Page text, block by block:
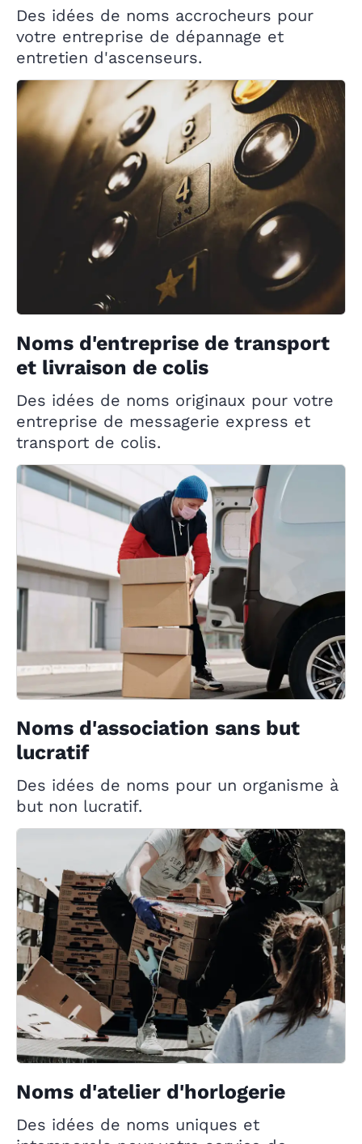
Des idées de noms accrocheurs pour
votre entreprise de dépannage et
entretien d'ascenseurs.
Noms d'entreprise de transport
et livraison de colis
Des idées de noms originaux pour votre
entreprise de messagerie express et
transport de colis.
Noms d'association sans but
lucratif
Des idées de noms pour un organisme à
but non lucratif.
Noms d'atelier d'horlogerie
Des idées de noms uniques et